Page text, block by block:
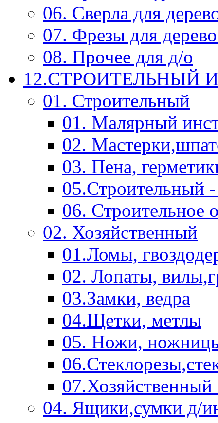
06. Сверла для
07. Фрезы для
08. Прочее для д/о
12.СТРОИТЕЛЬНЫЙ
01. Строительный
01. Малярный
02.
03. Пена,
05.Строительный
06. Строительное
02. Хозяйственный
01.Ломы,
02. Лопаты,
03.Замки, ведра
04.Щетки, метлы
05. Ножи,
07.Хозяйственный
04. Ящики,сумки д/